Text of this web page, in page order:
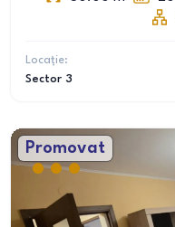
Locație:
Sector 3
Promovat